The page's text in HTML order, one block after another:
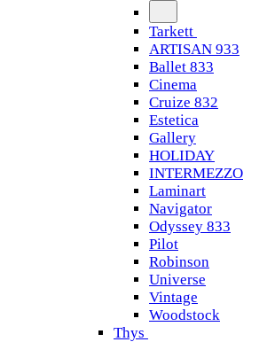
Tarkett
ARTISAN 933
Ballet 833
Cinema
Cruize 832
Estetica
Gallery
HOLIDAY
INTERMEZZO
Laminart
Navigator
Odyssey 833
Pilot
Robinson
Universe
Vintage
Woodstock
Thys